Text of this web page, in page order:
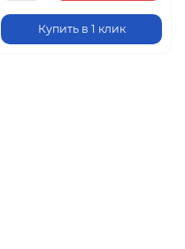
Купить в 1 клик